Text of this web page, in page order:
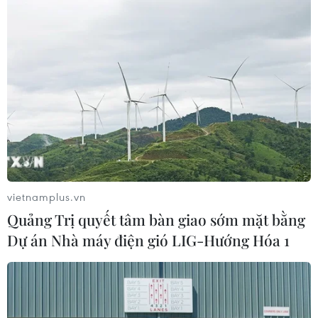
Tầm nhìn bán dẫn của Malaysia: Đi
từ thế mạnh sẵn có lên nấc thang giá
07/08/2026 11:51
Đồng Nai cần chuyển dịch thu hút
đầu tư sang tổ chức chuỗi giá trị
07/08/2026 11:18
chấp nhận phục vụ xuất khẩu mít,
vietnamplus.vn
Quảng Trị quyết tâm bàn giao sớm mặt bằng
Dự án Nhà máy điện gió LIG-Hướng Hóa 1